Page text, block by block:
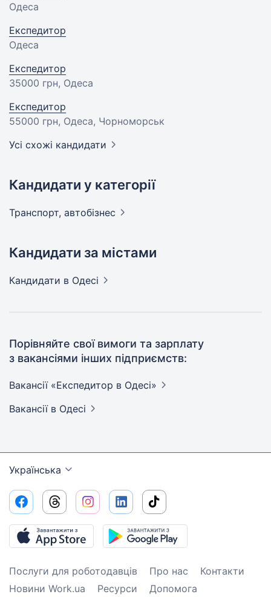
Одеса
Експедитор
Одеса
Експедитор
35000 грн, Одеса
Експедитор
55000 грн, Одеса, Чорноморськ
Усі схожі кандидати
Кандидати у категорії
Транспорт, автобізнес
Кандидати за містами
Кандидати в Одесі
Порівняйте свої вимоги та зарплату
з вакансіями інших підприємств:
Вакансії «Експедитор в Одесі»
Вакансії в Одесі
Українська
Послуги для роботодавців Про нас
Контакти
Новини Work.ua
Ресурси Допомога